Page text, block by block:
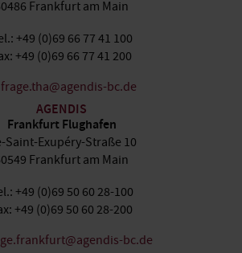
Frankfurt am Main
+49 (0)69 66 77 41 100
+49 (0)69 66 77 41 200
bc.de
AGENDIS
Frankfurt Flughafen
Saint-Exupéry-Straße 10
Frankfurt am Main
+49 (0)69 50 60 28-100
+49 (0)69 50 60 28-200
bc.de